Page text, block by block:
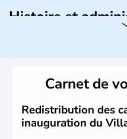
Histoire et
remonte au 24 août
Odessa sont les
Carnet de
Redistribution des
inauguration du